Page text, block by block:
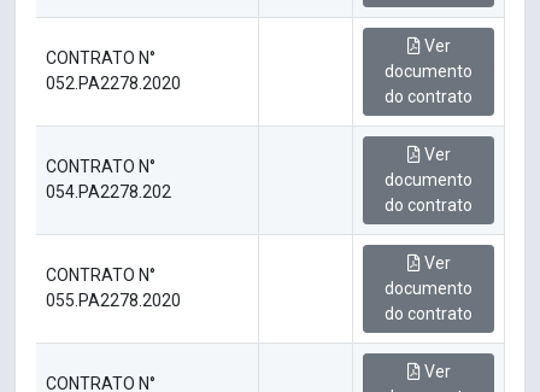
CONTRATO N°
052.PA2278.2020
Ver
documento
do contrato
CONTRATO N°
054.PA2278.202
Ver
documento
do contrato
CONTRATO N°
055.PA2278.2020
Ver
documento
do contrato
CONTRATO N°
Ver